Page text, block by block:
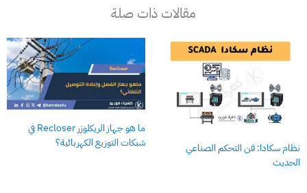
مقالات ذات صلة
نظام سكادا: فن التحكم الصناعي
الحديث
ما هو جهاز الريكلوزر Recloser في
شبكات التوزيع الكهربائية؟